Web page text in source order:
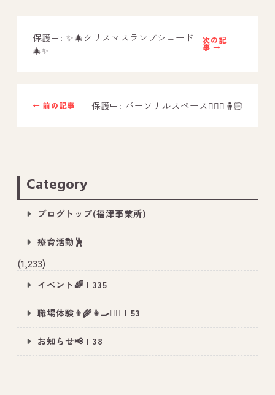
スタッフブログ
－ 春日事業所のブログ
－ 鳥栖事業所のブログ
All Peace｜オールピース
Instagram 事業所紹介動画
次の記
事 →
保護中: ✨🎄クリスマスランプシェード
🎄✨
← 前の記事 保護中: パーソナルスペース🧍🏻‍♀️🧍🏻
Category
ブログトップ(福津事業所)
療育活動🕺
(1,233)
イベント🌈 | 335
職場体験👨‍🌾👩‍🍳👮‍♂️ | 53
お知らせ📢 | 38